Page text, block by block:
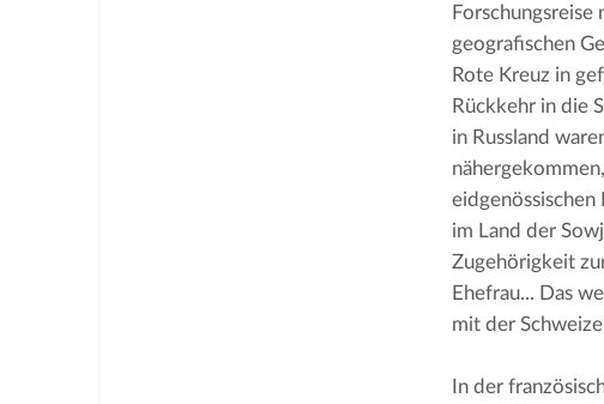
geografischen
Rote Kreuz in
Rückkehr in die
in Russland
im Land der
Zugehörigkeit
Ehefrau... Das
mit der
In der